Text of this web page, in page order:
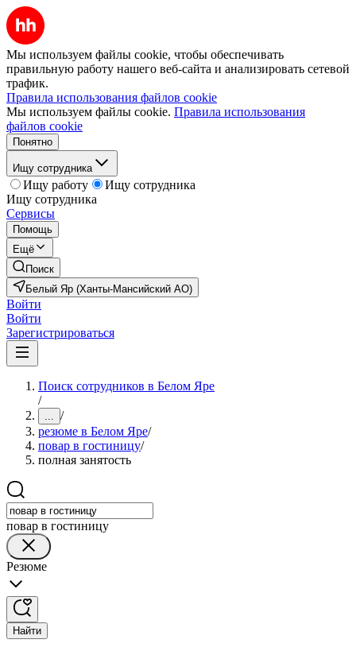
Мы используем файлы cookie, чтобы обеспечивать
правильную работу нашего веб-сайта и анализировать сетевой
трафик.
Правила использования файлов cookie
Мы используем файлы cookie. Правила использования
файлов cookie
Понятно
Ищу сотрудника
Ищу работу
Ищу сотрудника
Ищу сотрудника
Сервисы
Помощь
Ещё
Поиск
Белый Яр (Ханты-Мансийский АО)
Войти
Войти
Зарегистрироваться
Поиск сотрудников в Белом Яре
/
... /
резюме в Белом Яре/
повар в гостиницу/
полная занятость
повар в гостиницу
Резюме
Найти